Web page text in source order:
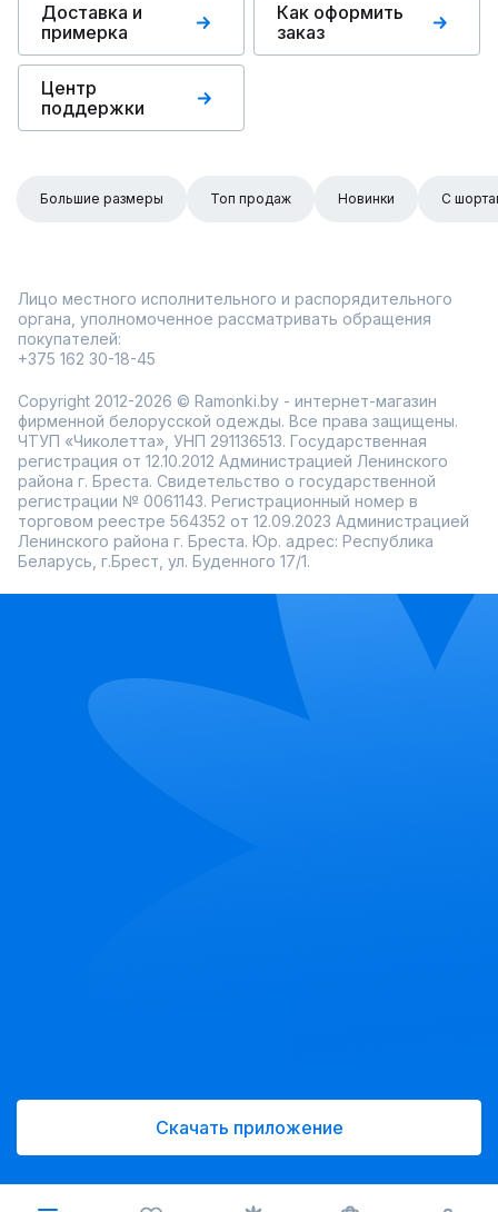
Доставка и
примерка
Как оформить
заказ
Центр
поддержки
Большие размеры Топ продаж Новинки С
Лицо местного исполнительного и распорядительного
органа, уполномоченное рассматривать обращения
покупателей:
+375 162 30-18-45
Copyright 2012-2026 © Ramonki.by - интернет-магазин
фирменной белорусской одежды. Все права защищены.
ЧТУП «Чиколетта», УНП 291136513. Государственная
регистрация от 12.10.2012 Администрацией Ленинского
района г. Бреста. Свидетельство о государственной
регистрации № 0061143. Регистрационный номер в
торговом реестре 564352 от 12.09.2023 Администрацией
Ленинского района г. Бреста. Юр. адрес: Республика
Беларусь, г.Брест, ул. Буденного 17/1.
Скачать приложение